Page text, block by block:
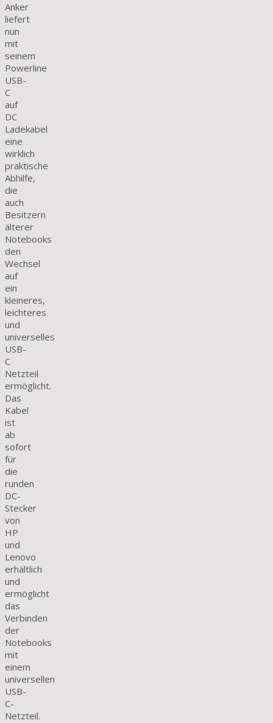
Anker
liefert
nun
mit
seinem
Powerline
USB-
C
auf
DC
Ladekabel
eine
wirklich
praktische
Abhilfe,
die
auch
Besitzern
älterer
Notebooks
den
Wechsel
auf
ein
kleineres,
leichteres
und
universelles
USB-
C
Netzteil
ermöglicht.
Das
Kabel
ist
ab
sofort
für
die
runden
DC-
Stecker
von
HP
und
Lenovo
erhältlich
und
ermöglicht
das
Verbinden
der
Notebooks
mit
einem
universellen
USB-
C-
Netzteil.